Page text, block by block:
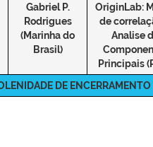
Gabriel P.
Rodrigues
(Marinha do
Brasil)
OriginLab:
de
Analise
Principais
DE ENCERRAMENTO